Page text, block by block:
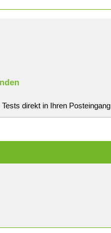
direkt in Ihren Posteingang